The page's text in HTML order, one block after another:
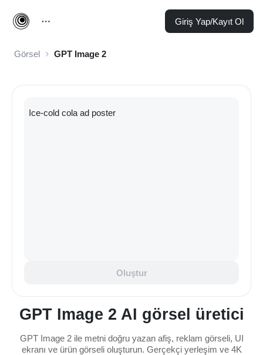
Giriş Yap/Kayıt Ol
Görsel GPT Image 2
GPT Image 2 AI görsel üretici
GPT Image 2 ile metni doğru yazan afiş, reklam görseli, UI
ekranı ve ürün görseli oluşturun. Gerçekçi yerleşim ve 4K
Oluştur